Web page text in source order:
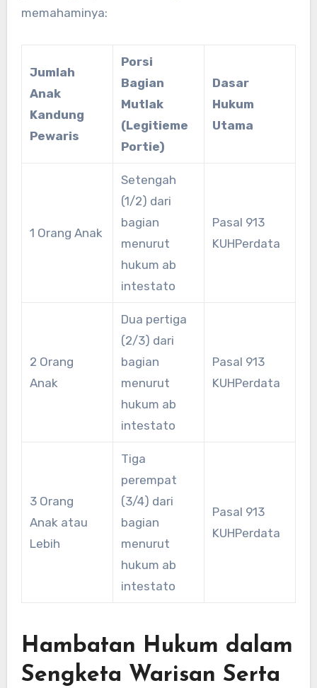
memahaminya:
Jumlah
Anak
Kandung
Pewaris
Porsi
Bagian
Mutlak
(Legitieme
Portie)
Dasar
Hukum
Utama
1 Orang Anak
Setengah
(1/2) dari
bagian
menurut
hukum ab
intestato
Pasal 913
KUHPerdata
2 Orang
Anak
Dua pertiga
(2/3) dari
bagian
menurut
hukum ab
intestato
Pasal 913
KUHPerdata
3 Orang
Anak atau
Lebih
Tiga
perempat
(3/4) dari
bagian
menurut
hukum ab
intestato
Pasal 913
KUHPerdata
Hambatan Hukum dalam
Sengketa Warisan Serta